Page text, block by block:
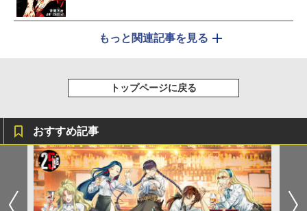
もっと関連記事を見る
トップページに戻る
おすすめ記事